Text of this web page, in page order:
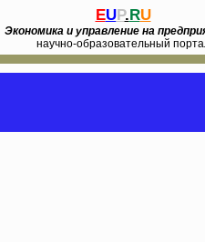
EUP.RU
Экономика и управление на
научно-образовательный